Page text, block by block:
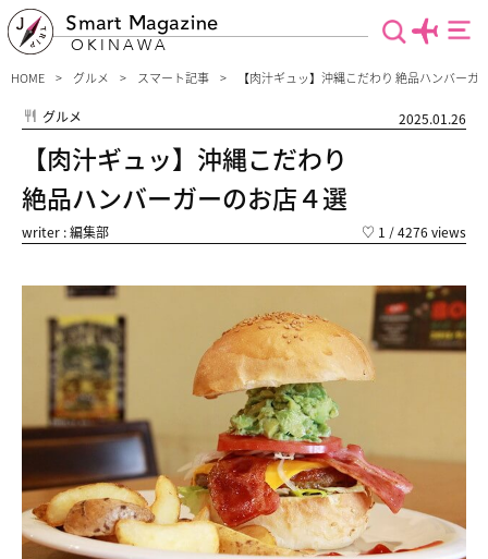
Smart Magazine
OKINAWA
HOME グルメ スマート記事 【肉汁ギュッ】沖縄こだわり 絶品ハンバーガ
グルメ 2025.01.26
【肉汁ギュッ】沖縄こだわり
絶品ハンバーガーのお店４選
writer : 編集部 ♡ 1 / 4276 views